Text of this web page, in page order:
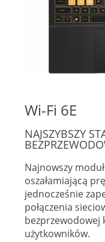
Wi-Fi 6E
NAJSZYBSZY
Najnowszy
oszałamiającą
jednocześnie
połączenia
bezprzewodowej
użytkowników.